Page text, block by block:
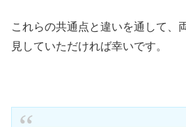
これらの共通点と違いを通して、
見していただければ幸いです。